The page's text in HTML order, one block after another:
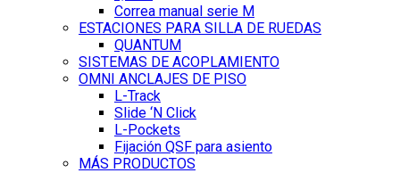
Correa manual serie M
ESTACIONES PARA SILLA DE RUEDAS
QUANTUM
SISTEMAS DE ACOPLAMIENTO
OMNI ANCLAJES DE PISO
L-Track
Slide ‘N Click
L-Pockets
Fijación QSF para asiento
MÁS PRODUCTOS